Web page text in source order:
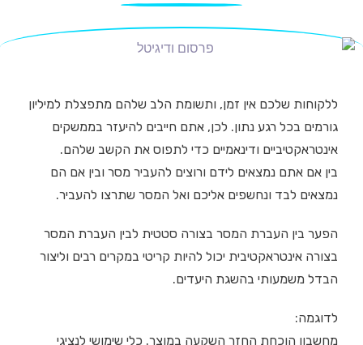
ללקוחות שלכם אין זמן, ותשומת הלב שלהם מתפצלת למיליון
גורמים בכל רגע נתון. לכן, אתם חייבים להיעזר בממשקים
אינטראקטיביים ודינאמיים כדי לתפוס את הקשב שלהם.
בין אם אתם נמצאים לידם ורוצים להעביר מסר ובין אם הם
נמצאים לבד ונחשפים אליכם ואל המסר שתרצו להעביר.
הפער בין העברת המסר בצורה סטטית לבין העברת המסר
בצורה אינטראקטיבית יכול להיות קריטי במקרים רבים וליצור
הבדל משמעותי בהשגת היעדים.
לדוגמה:
מחשבון הוכחת החזר השקעה במוצר. כלי שימושי לנציגי